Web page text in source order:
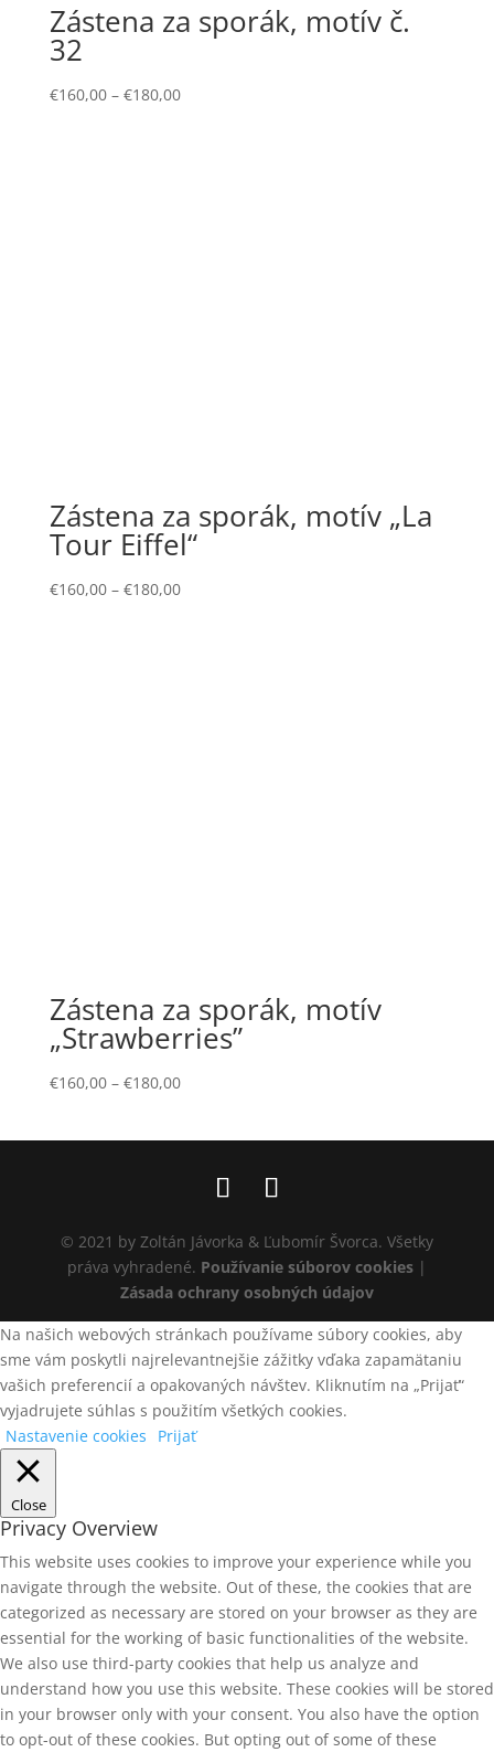
Zástena za sporák, motív č.
32
€160,00– €180,00
Zástena za sporák, motív „La
Tour Eiffel“
€160,00– €180,00
Zástena za sporák, motív
„Strawberries”
€160,00– €180,00
© 2021 by Zoltán Jávorka & Ľubomír Švorca. Všetky
práva vyhradené. Používanie súborov cookies|
Zásada ochrany osobných údajov
Na našich webových stránkach používame súbory cookies, aby
sme vám poskytli najrelevantnejšie zážitky vďaka zapamätaniu
vašich preferencií a opakovaných návštev. Kliknutím na „Prijať“
vyjadrujete súhlas s použitím všetkých cookies.
Nastavenie cookies
Prijať
Close
Privacy Overview
This website uses cookies to improve your experience while you
navigate through the website. Out of these, the cookies that are
categorized as necessary are stored on your browser as they are
essential for the working of basic functionalities of the website.
We also use third-party cookies that help us analyze and
understand how you use this website. These cookies will be stored
in your browser only with your consent. You also have the option
to opt-out of these cookies. But opting out of some of these